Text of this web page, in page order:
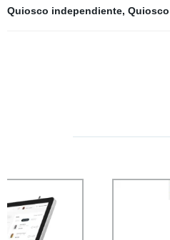
Quiosco independiente,